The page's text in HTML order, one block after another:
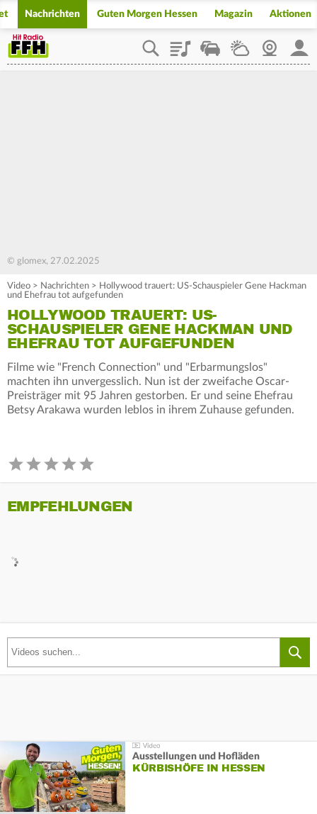
Nachrichten Guten Morgen Hessen Magazin Aktionen
PlaylistStaupilotWetterWebcam
© glomex, 27.02.2025
Video > Nachrichten > Hollywood trauert: US-Schauspieler Gene Hackman
und Ehefrau tot aufgefunden
HOLLYWOOD TRAUERT: US-
SCHAUSPIELER GENE HACKMAN UND
EHEFRAU TOT AUFGEFUNDEN
Filme wie "French Connection" und "Erbarmungslos"
machten ihn unvergesslich. Nun ist der zweifache Oscar-
Preisträger mit 95 Jahren gestorben. Er und seine Ehefrau
Betsy Arakawa wurden leblos in ihrem Zuhause gefunden.
EMPFEHLUNGEN
Ausstellungen und Hofläden
KÜRBISHÖFE IN HESSEN